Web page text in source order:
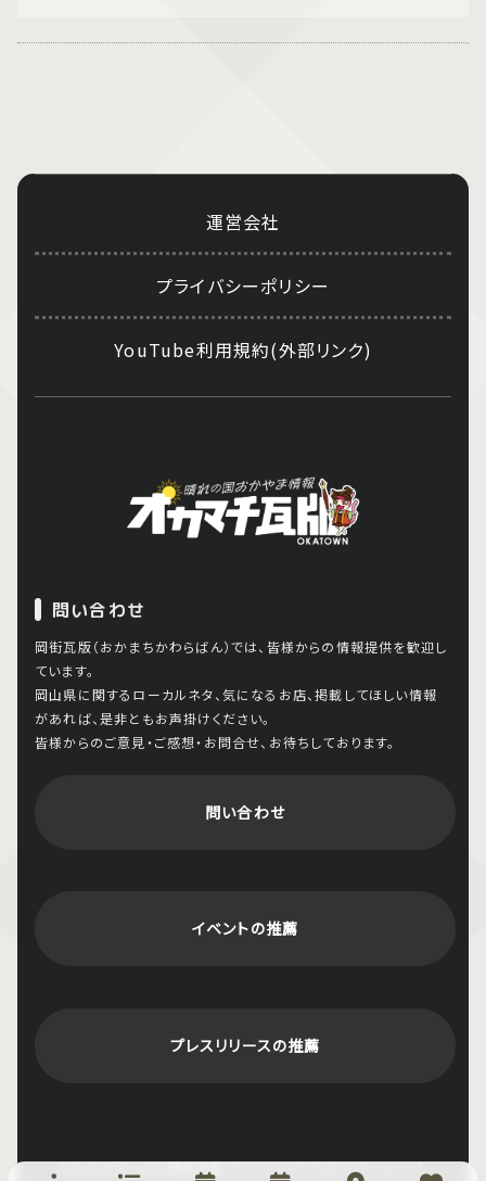
運営会社
プライバシーポリシー
YouTube利用規約(外部リンク)
問い合わせ
岡街瓦版（おかまちかわらばん）では、皆様からの情報提供を歓迎し
ています。
岡山県に関するローカルネタ、気になるお店、掲載してほしい情報
があれば、是非ともお声掛けください。
皆様からのご意見・ご感想・お問合せ、お待ちしております。
問い合わせ
イベントの推薦
プレスリリースの推薦
おかやまポータル岡街瓦版© 2024 All Rights Reserved.